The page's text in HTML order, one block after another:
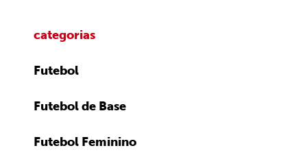
categorias
Futebol
Futebol de Base
Futebol Feminino